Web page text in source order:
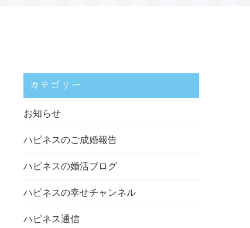
カテゴリー
お知らせ
ハピネスのご成婚報告
ハピネスの婚活ブログ
ハピネスの幸せチャンネル
ハピネス通信